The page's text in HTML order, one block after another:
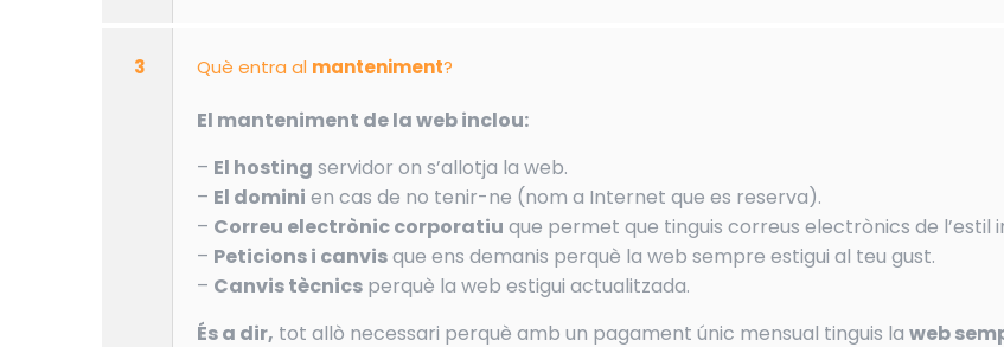
3 Què entra al manteniment?
El manteniment de la web inclou:
– El hosting servidor on s’allotja la web.
– El domini en cas de no tenir-ne (nom a Internet que es reserva).
– Correu electrònic corporatiu que permet que tinguis correus electrònics de l’estil
– Peticions i canvisque ens demanis perquè la web sempre estigui al teu gust.
– Canvis tècnics perquè la web estigui actualitzada.
És a dir, tot allò necessari perquè amb un pagament únic mensual tinguis laweb